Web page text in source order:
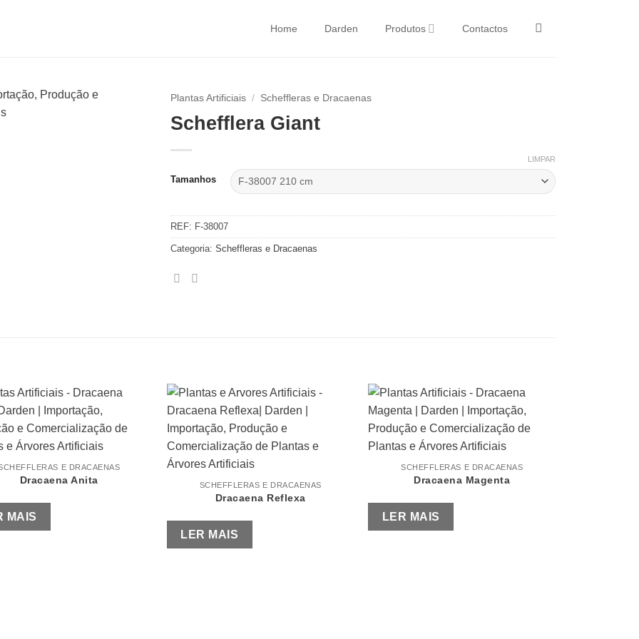
Home Darden Produtos Contactos
Plantas Artificiais / Scheffleras e Dracaenas
Schefflera Giant
Tamanhos
LIMPAR
REF: F-38007
Categoria: Scheffleras e Dracaenas
E DRACAENAS
Dracaena Anita
MAIS
SCHEFFLERAS E DRACAENAS
Dracaena Reflexa
LER MAIS
SCHEFFLERAS E DRACAENAS
Dracaena Magenta
LER MAIS